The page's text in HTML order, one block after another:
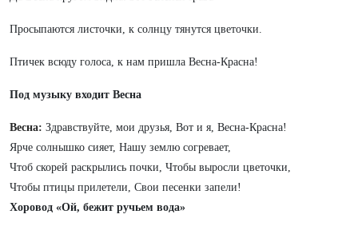
Просыпаются листочки, к солнцу тянутся цветочки.
Птичек всюду голоса, к нам пришла Весна-Красна!
Под музыку входит Весна
Весна: Здравствуйте, мои друзья, Вот и я, Весна-Красна!
Ярче солнышко сияет, Нашу землю согревает,
Чтоб скорей раскрылись почки, Чтобы выросли цветочки,
Чтобы птицы прилетели, Свои песенки запели!
Хоровод «Ой, бежит ручьем вода»